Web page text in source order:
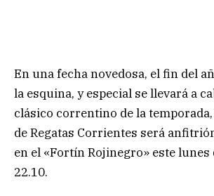
En una fecha novedosa, el fin del
la esquina, y especial se llevará a
clásico correntino de la
de Regatas Corrientes será
en el «Fortín Rojinegro» este lunes
22.10.